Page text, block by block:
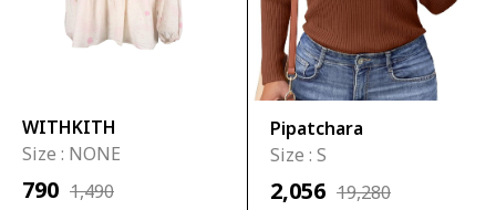
บาน
กระโปรง
เทนนิส
WITHKITH
Size : NONE
790 1,490
Pipatchara
Size : S
2,056 19,280